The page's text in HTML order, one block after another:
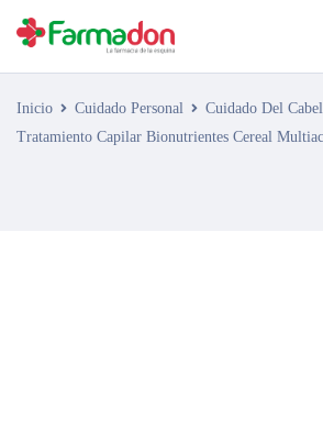
Inicio Cuidado Personal Cuidado Del
Tratamiento Capilar Bionutrientes Cereal